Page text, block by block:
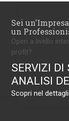
Sei
un
Operi a livello
profit?
SERVIZI DI
ANALISI
Scopri nel